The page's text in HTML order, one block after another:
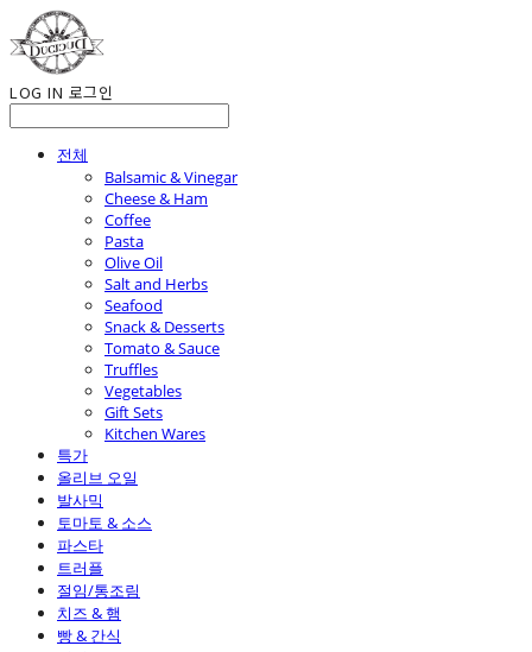
LOG IN 로그인
전체
Balsamic & Vinegar
Cheese & Ham
Coffee
Pasta
Olive Oil
Salt and Herbs
Seafood
Snack & Desserts
Tomato & Sauce
Truffles
Vegetables
Gift Sets
Kitchen Wares
특가
올리브 오일
발사믹
토마토 & 소스
파스타
트러플
절임/통조림
치즈 & 햄
빵 & 간식